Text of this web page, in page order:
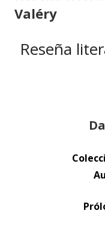
Valéry
Reseña